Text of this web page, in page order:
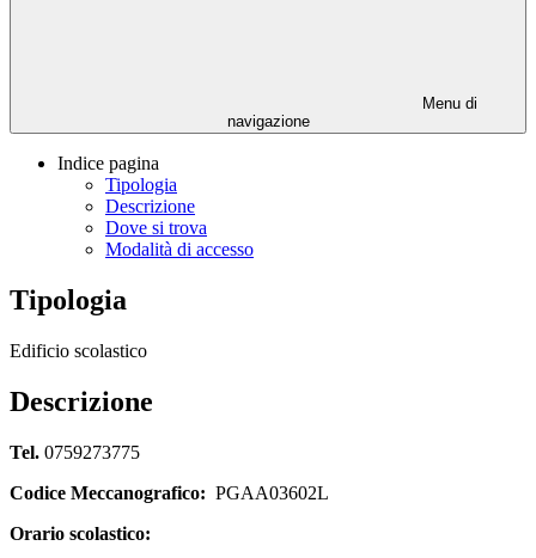
Menu di
navigazione
Indice pagina
Tipologia
Descrizione
Dove si trova
Modalità di accesso
Tipologia
Edificio scolastico
Descrizione
Tel. 0759273775
Codice Meccanografico: PGAA03602L
Orario scolastico: